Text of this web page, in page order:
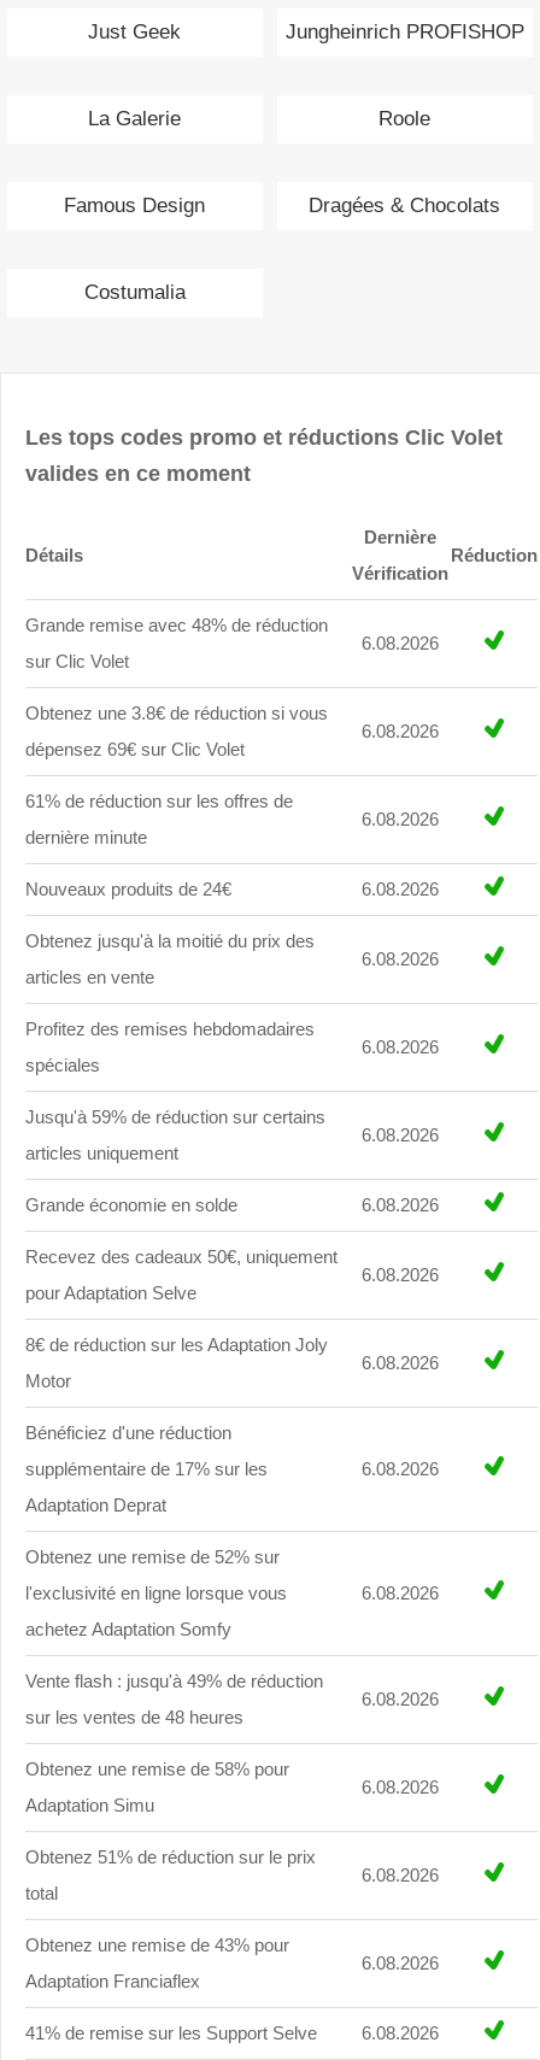
Just Geek Jungheinrich PROFISHOP
La Galerie Roole
Famous Design Dragées & Chocolats
Costumalia
Les tops codes promo et réductions Clic Volet
valides en ce moment
Détails
Dernière
Vérification
Réduction
Grande remise avec 48% de réduction
sur Clic Volet
6.08.2026
Obtenez une 3.8€ de réduction si vous
dépensez 69€ sur Clic Volet
6.08.2026
61% de réduction sur les offres de
dernière minute
6.08.2026
Nouveaux produits de 24€ 6.08.2026
Obtenez jusqu'à la moitié du prix des
articles en vente
6.08.2026
Profitez des remises hebdomadaires
spéciales
6.08.2026
Jusqu'à 59% de réduction sur certains
articles uniquement
6.08.2026
Grande économie en solde 6.08.2026
Recevez des cadeaux 50€, uniquement
pour Adaptation Selve
6.08.2026
8€ de réduction sur les Adaptation Joly
Motor
6.08.2026
Bénéficiez d'une réduction
supplémentaire de 17% sur les
Adaptation Deprat
6.08.2026
Obtenez une remise de 52% sur
l'exclusivité en ligne lorsque vous
achetez Adaptation Somfy
6.08.2026
Vente flash : jusqu'à 49% de réduction
sur les ventes de 48 heures
6.08.2026
Obtenez une remise de 58% pour
Adaptation Simu
6.08.2026
Obtenez 51% de réduction sur le prix
total
6.08.2026
Obtenez une remise de 43% pour
Adaptation Franciaflex
6.08.2026
41% de remise sur les Support Selve 6.08.2026